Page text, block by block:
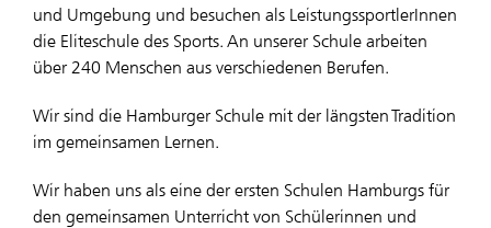
und Umgebung und besuchen als LeistungssportlerInnen
die Eliteschule des Sports. An unserer Schule arbeiten
über 240 Menschen aus verschiedenen Berufen.
Wir sind die Hamburger Schule mit der längsten Tradition
im gemeinsamen Lernen.
Wir haben uns als eine der ersten Schulen Hamburgs für
den gemeinsamen Unterricht von Schülerinnen und